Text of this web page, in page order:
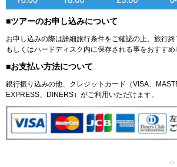
■ツアーのお申し込みについて
お申し込みの際は詳細旅行条件をご確認の上、旅行
もしくはハードディスク内に保存される事をおすすめ
■お支払い方法について
銀行振り込みの他、クレジットカード（VISA、
EXPRESS、DINERS）がご利用いただけます。